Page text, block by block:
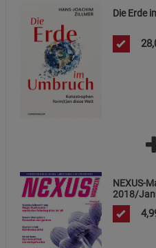
Die Erde
NEXUS-
2018/
Marketing
Beschreibung Marketing Cookies